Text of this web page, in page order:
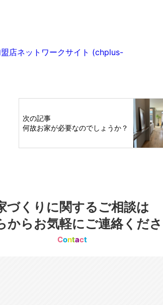
店ネットワークサイト (chplus-
次の記事
何故お家が必要なのでしょうか？
づくりに関するご相談は
からお気軽にご連絡くだ
Contact